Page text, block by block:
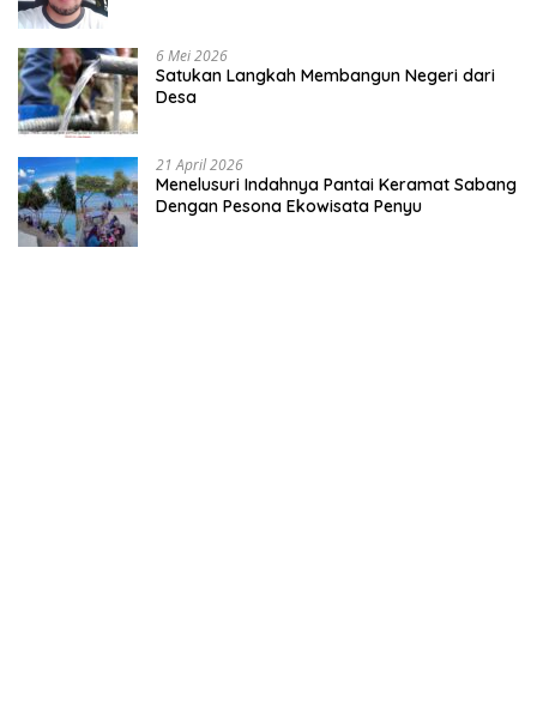
6 Mei 2026
Satukan Langkah Membangun Negeri dari
Desa
21 April 2026
Menelusuri Indahnya Pantai Keramat Sabang
Dengan Pesona Ekowisata Penyu